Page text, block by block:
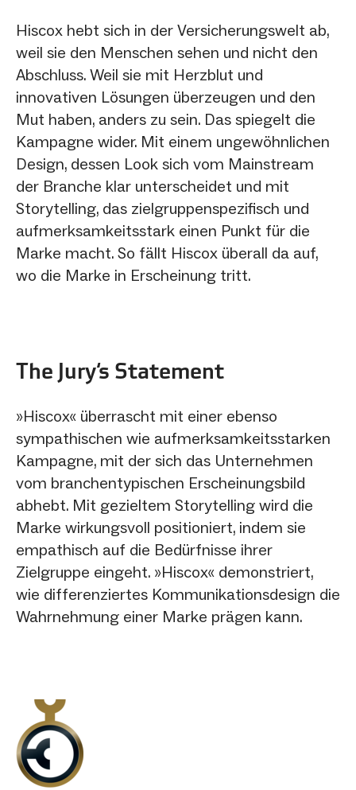
Hiscox hebt sich in der Versicherungswelt ab,
weil sie den Menschen sehen und nicht den
Abschluss. Weil sie mit Herzblut und
innovativen Lösungen überzeugen und den
Mut haben, anders zu sein. Das spiegelt die
Kampagne wider. Mit einem ungewöhnlichen
Design, dessen Look sich vom Mainstream
der Branche klar unterscheidet und mit
Storytelling, das zielgruppenspezifisch und
aufmerksamkeitsstark einen Punkt für die
Marke macht. So fällt Hiscox überall da auf,
wo die Marke in Erscheinung tritt.
The Jury‘s Statement
»Hiscox« überrascht mit einer ebenso
sympathischen wie aufmerksamkeitsstarken
Kampagne, mit der sich das Unternehmen
vom branchentypischen Erscheinungsbild
abhebt. Mit gezieltem Storytelling wird die
Marke wirkungsvoll positioniert, indem sie
empathisch auf die Bedürfnisse ihrer
Zielgruppe eingeht. »Hiscox« demonstriert,
wie differenziertes Kommunikationsdesign die
Wahrnehmung einer Marke prägen kann.